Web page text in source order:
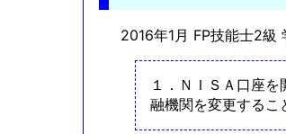
2016年1月 FP技能士2級
１．ＮＩＳＡ口座
融機関を変更するこ